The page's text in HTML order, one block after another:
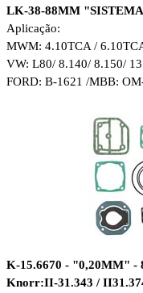
LK-38-88MM
Aplicação:
MWM: 4.10TCA /
VW: L80/ 8.140/ 8.150/
FORD: B-1621 /MBB:
K-15.6670 - "0,20MM" -
Knorr:II-31.343 /